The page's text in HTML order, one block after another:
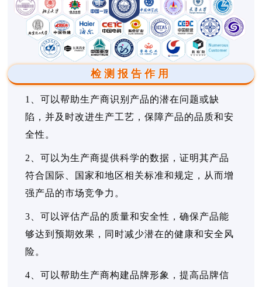
检测报告作用
1、可以帮助生产商识别产品的潜在问题或缺
陷，并及时改进生产工艺，保障产品的品质和安
全性。
2、可以为生产商提供科学的数据，证明其产品
符合国际、国家和地区相关标准和规定，从而增
强产品的市场竞争力。
3、可以评估产品的质量和安全性，确保产品能
够达到预期效果，同时减少潜在的健康和安全风
险。
4、可以帮助生产商构建品牌形象，提高品牌信